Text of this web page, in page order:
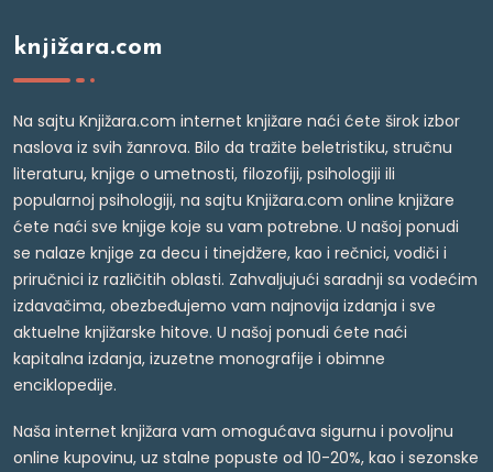
knjižara.com
Na sajtu Knjižara.com internet knjižare naći ćete širok izbor
naslova iz svih žanrova. Bilo da tražite beletristiku, stručnu
literaturu, knjige o umetnosti, filozofiji, psihologiji ili
popularnoj psihologiji, na sajtu Knjižara.com online knjižare
ćete naći sve knjige koje su vam potrebne. U našoj ponudi
se nalaze knjige za decu i tinejdžere, kao i rečnici, vodiči i
priručnici iz različitih oblasti. Zahvaljujući saradnji sa vodećim
izdavačima, obezbeđujemo vam najnovija izdanja i sve
aktuelne knjižarske hitove. U našoj ponudi ćete naći
kapitalna izdanja, izuzetne monografije i obimne
enciklopedije.
Naša internet knjižara vam omogućava sigurnu i povoljnu
online kupovinu, uz stalne popuste od 10-20%, kao i sezonske